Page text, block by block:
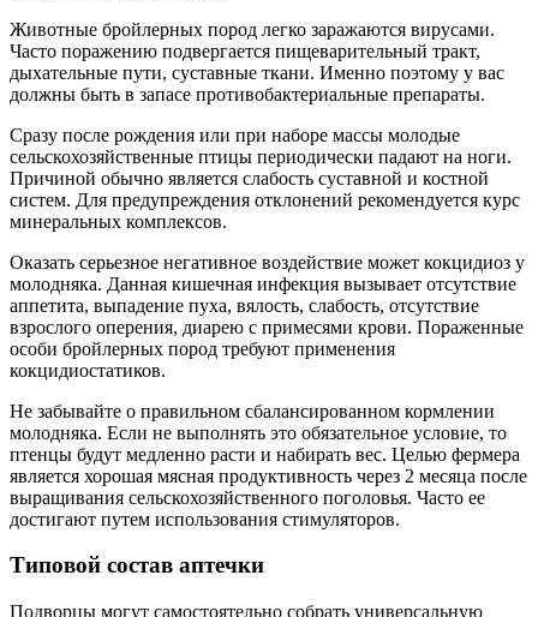
Животные бройлерных пород легко заражаются вирусами.
Часто поражению подвергается пищеварительный тракт,
дыхательные пути, суставные ткани. Именно поэтому у вас
должны быть в запасе противобактериальные препараты.
Сразу после рождения или при наборе массы молодые
сельскохозяйственные птицы периодически падают на ноги.
Причиной обычно является слабость суставной и костной
систем. Для предупреждения отклонений рекомендуется курс
минеральных комплексов.
Оказать серьезное негативное воздействие может кокцидиоз у
молодняка. Данная кишечная инфекция вызывает отсутствие
аппетита, выпадение пуха, вялость, слабость, отсутствие
взрослого оперения, диарею с примесями крови. Пораженные
особи бройлерных пород требуют применения
кокцидиостатиков.
Не забывайте о правильном сбалансированном кормлении
молодняка. Если не выполнять это обязательное условие, то
птенцы будут медленно расти и набирать вес. Целью фермера
является хорошая мясная продуктивность через 2 месяца после
выращивания сельскохозяйственного поголовья. Часто ее
достигают путем использования стимуляторов.
Типовой состав аптечки
Подворцы могут самостоятельно собрать универсальную